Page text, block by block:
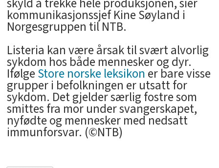
kommunikasjonssjef Kine Søyland i
Norgesgruppen til NTB.
Listeria kan være årsak til svært alvorlig
sykdom hos både mennesker og dyr.
IfølgeStore norske leksikon er bare visse
grupper i befolkningen er utsatt for
sykdom. Det gjelder særlig fostre som
smittes fra mor under svangerskapet,
nyfødte og mennesker med nedsatt
immunforsvar. (©NTB)